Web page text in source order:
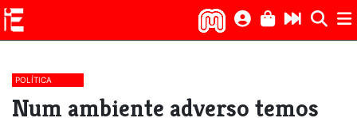
POLÍTICA
​Num ambiente adverso temos